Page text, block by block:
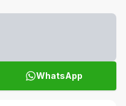
WhatsApp